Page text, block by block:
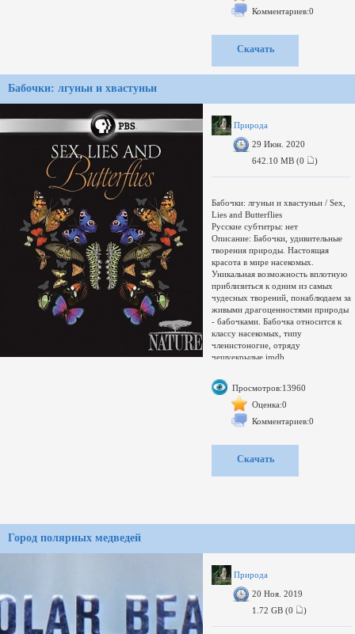
расскажет вам про силу цветов!
формат: MKV
сравниваемая
Совпадающие по размеру файлы
&middot; шт.
Свернуть
Развернуть
Переключить
Имя &darr;
загружается...
Комментариев:0
Скачать
Бабочки: лгуньи и хвастуньи
Природа
29 Июн. 2020
642.10 MB (0
)
Бабочки: лгуньи и хвастуньи / Sex,
Lies and Butterflies
Русские субтитры: нет
Описание: Бабочки, удивительные
творения природы. Настоящая
красота в мире насекомых.
Уникальная возможность вплотную
приблизиться к одним из самых
чудесных творений, понаблюдаем за
живыми драгоценностями природы
- бабочками. Бабочка относится к
классу насекомых, типу
членистоногие, отряду
чешуекрылые.imdb
https://www.sendspace.com/file/qlqa30
формат: MKV
Сравнение с раздачей:
эта раздача
сравниваемая
Нет совпадений
Несовпадающие файлы &middot;
Переключить
Увел./умен. окно
загружается...
Просмотров:13960
Оценка:0
Комментариев:0
Скачать
Город полярных медведей
Природа
20 Ноя. 2019
1.72 GB (0
)